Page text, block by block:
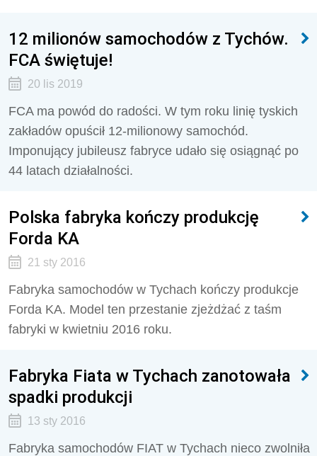
12 milionów samochodów z Tychów.
FCA świętuje!
20 lis 2019
FCA ma powód do radości. W tym roku linię tyskich
zakładów opuścił 12-milionowy samochód.
Imponujący jubileusz fabryce udało się osiągnąć po
44 latach działalności.
Polska fabryka kończy produkcję
Forda KA
21 sty 2016
Fabryka samochodów w Tychach kończy produkcje
Forda KA. Model ten przestanie zjeżdżać z taśm
fabryki w kwietniu 2016 roku.
Fabryka Fiata w Tychach zanotowała
spadki produkcji
13 sty 2016
Fabryka samochodów FIAT w Tychach nieco zwolniła